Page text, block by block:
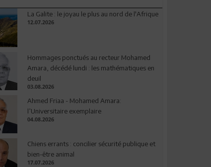
La Galite : le joyau le plus au nord de l'Afrique
12.07.2026
Hommages ponctués au recteur Mohamed
Amara, décédé lundi : les mathématiques en
deuil
03.08.2026
Ahmed Friaa - Mohamed Amara:
l’Universitaire exemplaire
04.08.2026
Chiens errants : concilier sécurité publique et
bien-être animal
17.07.2026